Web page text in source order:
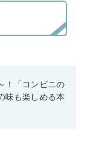
！「コンビニの
味も楽しめる本